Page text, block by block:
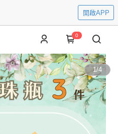
開啟APP
0
1/4